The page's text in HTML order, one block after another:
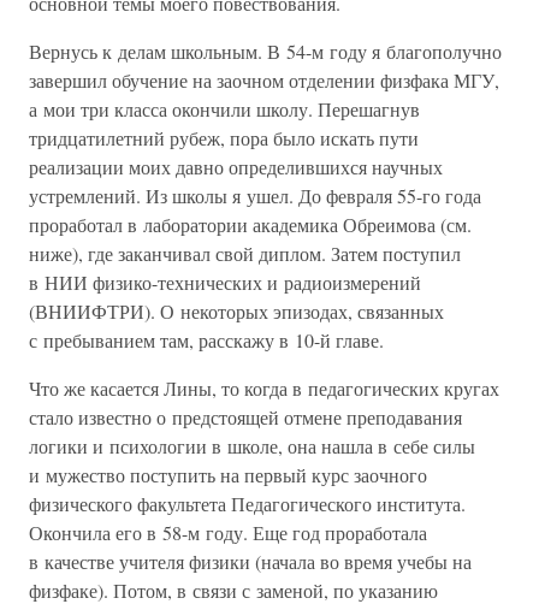
Вернусь к делам школьным. В 54-м году я благополучно
завершил обучение на заочном отделении физфака МГУ,
а мои три класса окончили школу. Перешагнув
тридцатилетний рубеж, пора было искать пути
реализации моих давно определившихся научных
устремлений. Из школы я ушел. До февраля 55-го года
проработал в лаборатории академика Обреимова (см.
ниже), где заканчивал свой диплом. Затем поступил
в НИИ физико-технических и радиоизмерений
(ВНИИФТРИ). О некоторых эпизодах, связанных
с пребыванием там, расскажу в 10-й главе.
Что же касается Лины, то когда в педагогических кругах
стало известно о предстоящей отмене преподавания
логики и психологии в школе, она нашла в себе силы
и мужество поступить на первый курс заочного
физического факультета Педагогического института.
Окончила его в 58-м году. Еще год проработала
в качестве учителя физики (начала во время учебы на
физфаке). Потом, в связи с заменой, по указанию